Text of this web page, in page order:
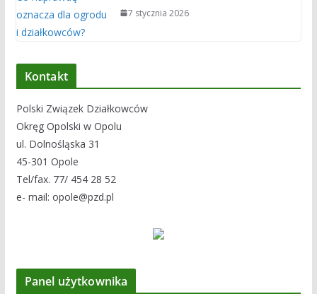
7 stycznia 2026
Kontakt
Polski Związek Działkowców
Okręg Opolski w Opolu
ul. Dolnośląska 31
45-301 Opole
Tel/fax. 77/ 454 28 52
e- mail: opole@pzd.pl
Panel użytkownika